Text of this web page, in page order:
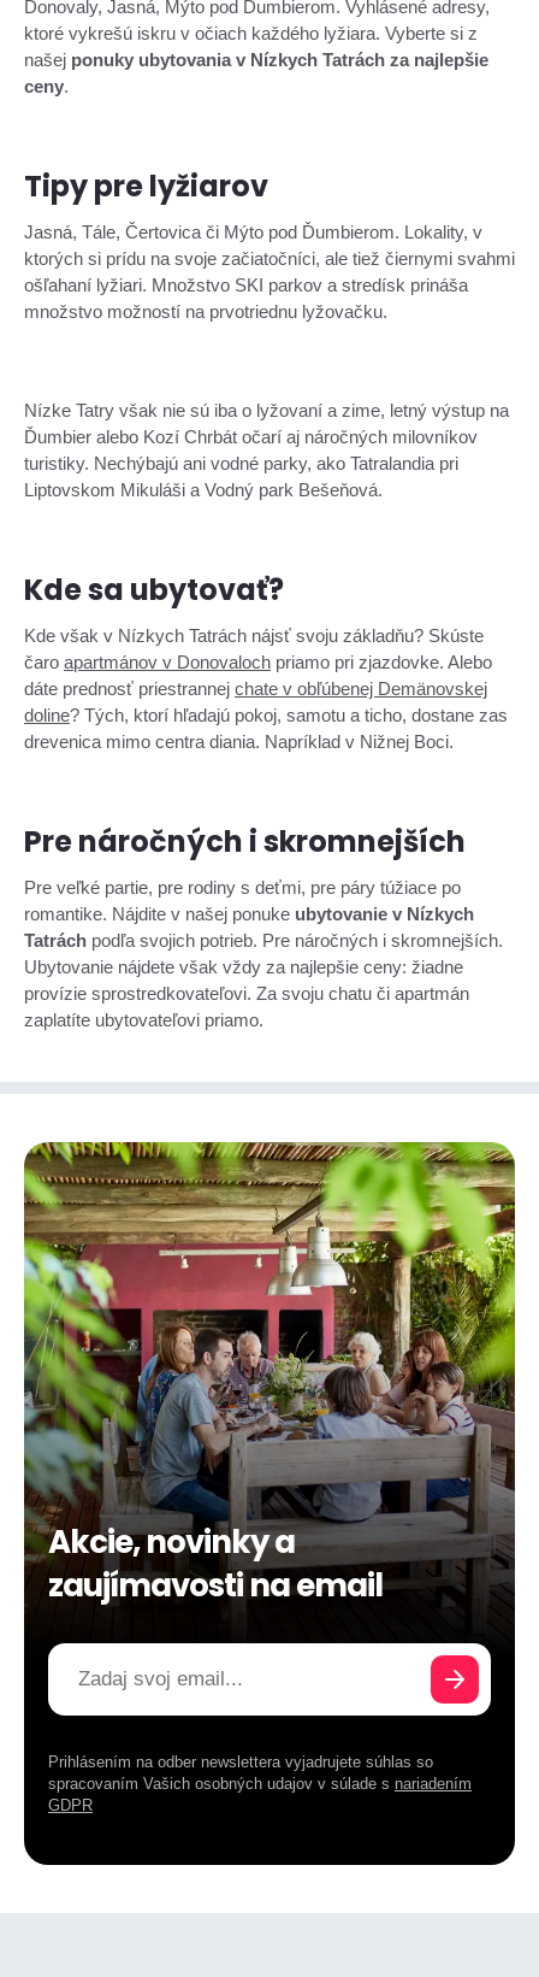
Donovaly, Jasná, Mýto pod Ďumbierom. Vyhlásené adresy,
ktoré vykrešú iskru v očiach každého lyžiara. Vyberte si z
našej ponuky ubytovania v Nízkych Tatrách za najlepšie
ceny.
Tipy pre lyžiarov
Jasná, Tále, Čertovica či Mýto pod Ďumbierom. Lokality, v
ktorých si prídu na svoje začiatočníci, ale tiež čiernymi svahmi
ošľahaní lyžiari. Množstvo SKI parkov a stredísk prináša
množstvo možností na prvotriednu lyžovačku.
Nízke Tatry však nie sú iba o lyžovaní a zime, letný výstup na
Ďumbier alebo Kozí Chrbát očarí aj náročných milovníkov
turistiky. Nechýbajú ani vodné parky, ako Tatralandia pri
Liptovskom Mikuláši a Vodný park Bešeňová.
Kde sa ubytovať?
Kde však v Nízkych Tatrách nájsť svoju základňu? Skúste
čaro apartmánov v Donovaloch priamo pri zjazdovke. Alebo
dáte prednosť priestrannej chate v obľúbenej Demänovskej
doline? Tých, ktorí hľadajú pokoj, samotu a ticho, dostane zas
drevenica mimo centra diania. Napríklad v Nižnej Boci.
Pre náročných i skromnejších
Pre veľké partie, pre rodiny s deťmi, pre páry túžiace po
romantike. Nájdite v našej ponuke ubytovanie v Nízkych
Tatrách podľa svojich potrieb. Pre náročných i skromnejších.
Ubytovanie nájdete však vždy za najlepšie ceny: žiadne
provízie sprostredkovateľovi. Za svoju chatu či apartmán
zaplatíte ubytovateľovi priamo.
Akcie, novinky a
zaujímavosti na email
Prihlásením na odber newslettera vyjadrujete súhlas so
spracovaním Vašich osobných udajov v súlade s nariadením
GDPR